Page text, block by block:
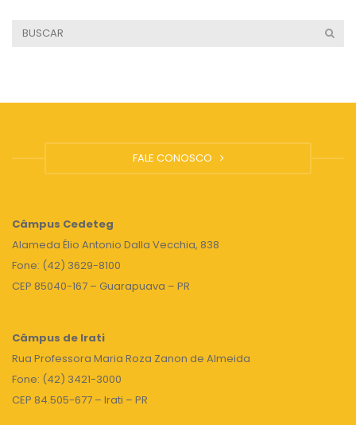
FALE CONOSCO
Câmpus Cedeteg
Alameda Élio Antonio Dalla Vecchia, 838
Fone: (42) 3629-8100
CEP 85040-167 – Guarapuava – PR
Câmpus de Irati
Rua Professora Maria Roza Zanon de Almeida
Fone: (42) 3421-3000
CEP 84.505-677 – Irati – PR